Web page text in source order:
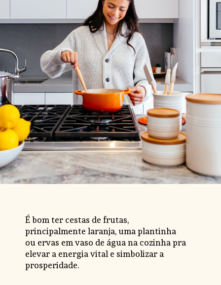
É bom ter cestas de frutas,
principalmente laranja, uma plantinha
ou ervas em vaso de água na cozinha pra
elevar a energia vital e simbolizar a
prosperidade.